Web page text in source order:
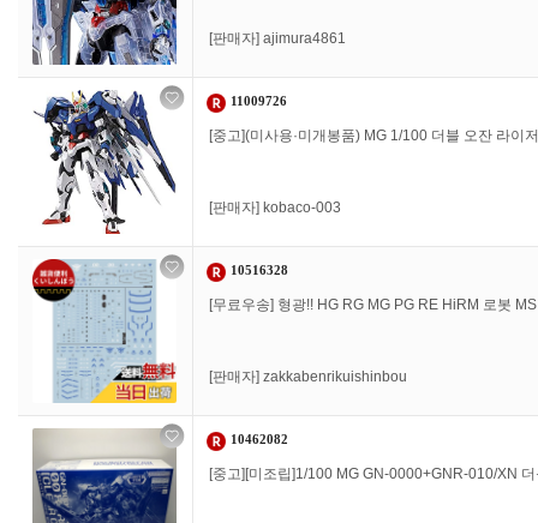
[판매자] ajimura4861
11009726
[중고](미사용·미개봉품) MG 1/100 더블 오잔 라이
[판매자] kobaco-003
10516328
[무료우송] 형광!! HG RG MG PG RE HiRM 로봇
[판매자] zakkabenrikuishinbou
10462082
[중고][미조립]1/100 MG GN-0000+GNR-010/XN